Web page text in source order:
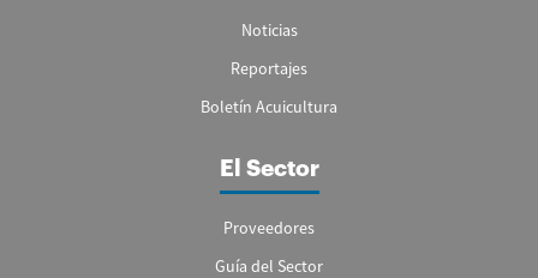
Noticias
Reportajes
Boletín Acuicultura
El Sector
Proveedores
Guía del Sector